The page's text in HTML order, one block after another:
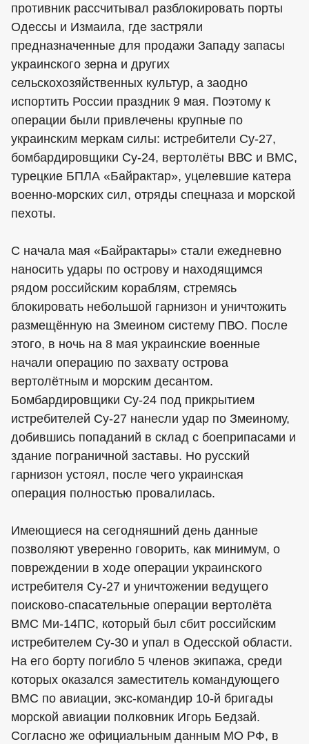
противник рассчитывал разблокировать порты
Одессы и Измаила, где застряли
предназначенные для продажи Западу запасы
украинского зерна и других
сельскохозяйственных культур, а заодно
испортить России праздник 9 мая. Поэтому к
операции были привлечены крупные по
украинским меркам силы: истребители Су-27,
бомбардировщики Су-24, вертолёты ВВС и ВМС,
турецкие БПЛА «Байрактар», уцелевшие катера
военно-морских сил, отряды спецназа и морской
пехоты.
С начала мая «Байрактары» стали ежедневно
наносить удары по острову и находящимся
рядом российским кораблям, стремясь
блокировать небольшой гарнизон и уничтожить
размещённую на Змеином систему ПВО. После
этого, в ночь на 8 мая украинские военные
начали операцию по захвату острова
вертолётным и морским десантом.
Бомбардировщики Су-24 под прикрытием
истребителей Су-27 нанесли удар по Змеиному,
добившись попаданий в склад с боеприпасами и
здание пограничной заставы. Но русский
гарнизон устоял, после чего украинская
операция полностью провалилась.
Имеющиеся на сегодняшний день данные
позволяют уверенно говорить, как минимум, о
повреждении в ходе операции украинского
истребителя Су-27 и уничтожении ведущего
поисково-спасательные операции вертолёта
ВМС Ми-14ПС, который был сбит российским
истребителем Су-30 и упал в Одесской области.
На его борту погибло 5 членов экипажа, среди
которых оказался заместитель командующего
ВМС по авиации, экс-командир 10-й бригады
морской авиации полковник Игорь Бедзай.
Согласно же официальным данным МО РФ, в